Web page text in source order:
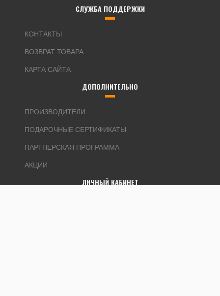
СЛУЖБА ПОДДЕРЖКИ
КОНТАКТЫ
ВОЗВРАТ ТОВАРА
КАРТА САЙТА
ДОПОЛНИТЕЛЬНО
ПРОИЗВОДИТЕЛИ
ПОДАРОЧНЫЕ СЕРТИФИКАТЫ
ПАРТНЕРСКАЯ ПРОГРАММА
АКЦИИ
ЛИЧНЫЙ КАБИНЕТ